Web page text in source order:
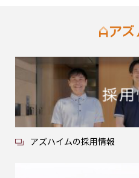
アズハイムの採用情報